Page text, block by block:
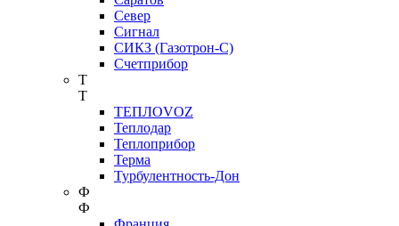
Север
Сигнал
СИКЗ (Газотрон-С)
Счетприбор
Т
Т
ТЕПЛОVOZ
Теплодар
Теплоприбор
Терма
Турбулентность-Дон
Ф
Ф